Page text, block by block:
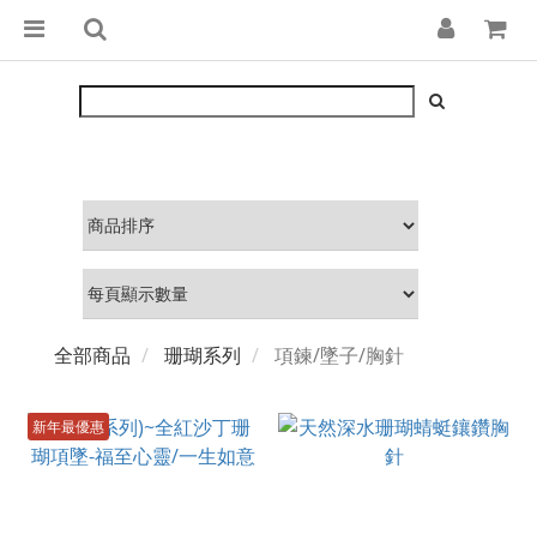
全部商品 珊瑚系列 項鍊/墜子/胸針
新年最優惠